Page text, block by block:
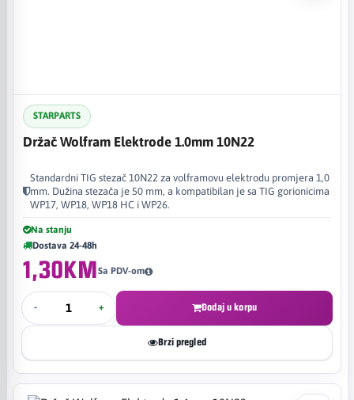
STARPARTS
Držač Wolfram Elektrode 1.0mm 10N22
Standardni TIG stezač 10N22 za volframovu elektrodu promjera 1,0
mm. Dužina stezača je 50 mm, a kompatibilan je sa TIG gorionicima
WP17, WP18, WP18 HC i WP26.
Na stanju
Dostava 24-48h
1,30KMSa PDV-om
- + Dodaj u korpu
Brzi pregled